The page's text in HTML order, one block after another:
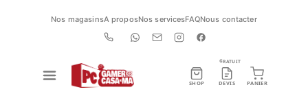
Nos magasinsA proposNos servicesFAQNous contacter
SHOP DEVIS
GRATUIT
PANIER